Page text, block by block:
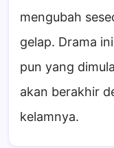
mengubah
gelap. Drama
pun yang
akan berakhir
kelamnya.